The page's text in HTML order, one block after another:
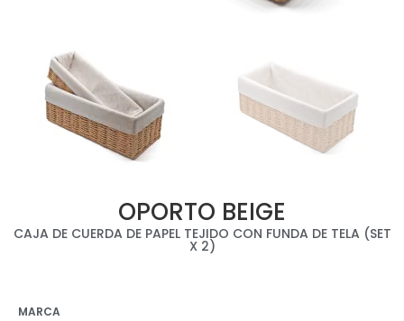
OPORTO BEIGE
CAJA DE CUERDA DE PAPEL TEJIDO CON FUNDA DE TELA (SET
X 2)
MARCA